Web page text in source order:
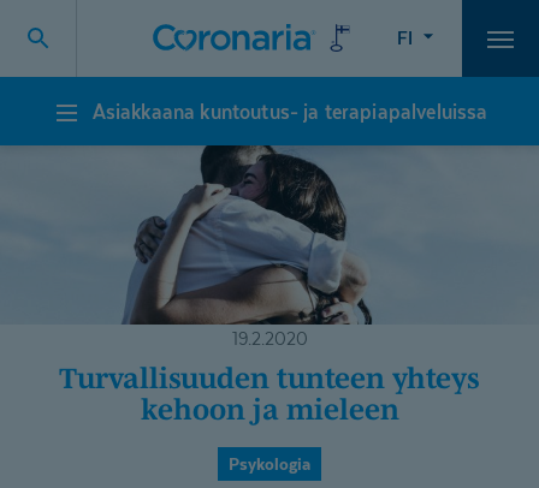
FI
Asiakkaana
kuntoutus-
Asiakkaana kuntoutus- ja terapiapalveluissa
19.2.2020
Turvallisuuden tunteen yhteys
kehoon ja mieleen
Psykologia